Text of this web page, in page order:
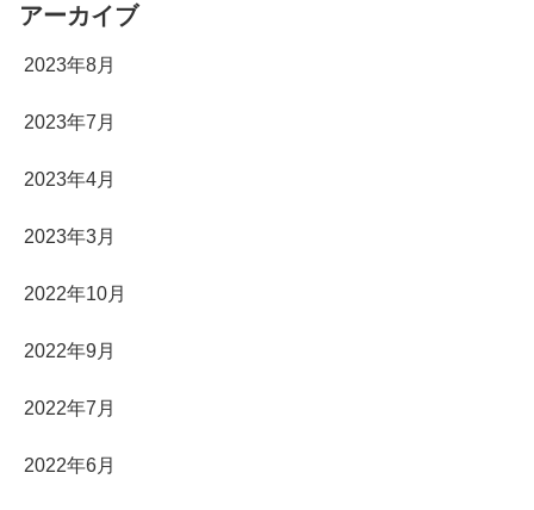
アーカイブ
2023年8月
2023年7月
2023年4月
2023年3月
2022年10月
2022年9月
2022年7月
2022年6月